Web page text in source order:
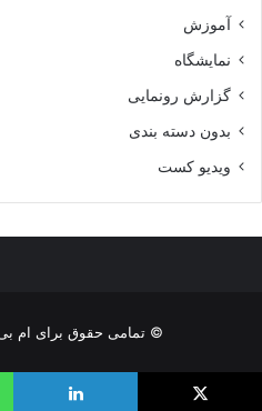
آموزش
نمایشگاه
گزارش رونمایی
بدون دسته بندی
ویدیو کست
© تمامی حقوق برای ام